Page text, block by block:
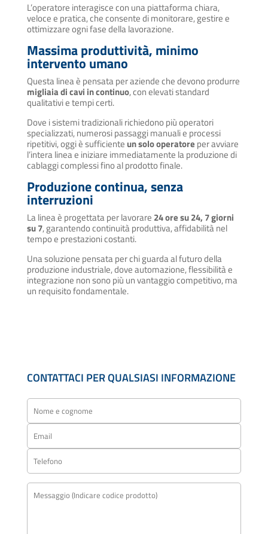
L’operatore interagisce con una piattaforma chiara,
veloce e pratica, che consente di monitorare, gestire e
ottimizzare ogni fase della lavorazione.
Massima produttività, minimo
intervento umano
Questa linea è pensata per aziende che devono produrre
migliaia di cavi in continuo, con elevati standard
qualitativi e tempi certi.
Dove i sistemi tradizionali richiedono più operatori
specializzati, numerosi passaggi manuali e processi
ripetitivi, oggi è sufficiente un solo operatore per avviare
l’intera linea e iniziare immediatamente la produzione di
cablaggi complessi fino al prodotto finale.
Produzione continua, senza
interruzioni
La linea è progettata per lavorare 24 ore su 24, 7 giorni
su 7, garantendo continuità produttiva, affidabilità nel
tempo e prestazioni costanti.
Una soluzione pensata per chi guarda al futuro della
produzione industriale, dove automazione, flessibilità e
integrazione non sono più un vantaggio competitivo, ma
un requisito fondamentale.
CONTATTACI PER QUALSIASI INFORMAZIONE